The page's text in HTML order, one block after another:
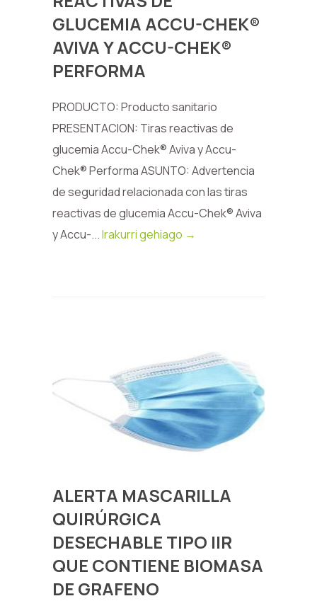
GLUCEMIA ACCU-CHEK®
AVIVA Y ACCU-CHEK®
PERFORMA
PRODUCTO: Producto sanitario
PRESENTACION: Tiras reactivas de
glucemia Accu-Chek® Aviva y Accu-
Chek® Performa ASUNTO: Advertencia
de seguridad relacionada con las tiras
reactivas de glucemia Accu-Chek® Aviva
y Accu-...Irakurri gehiago →
ALERTA MASCARILLA
QUIRÚRGICA
DESECHABLE TIPO IIR
QUE CONTIENE BIOMASA
DE GRAFENO